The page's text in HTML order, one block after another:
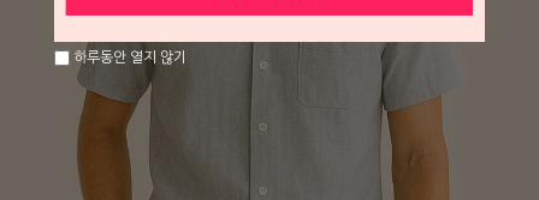
하루동안 열지 않기